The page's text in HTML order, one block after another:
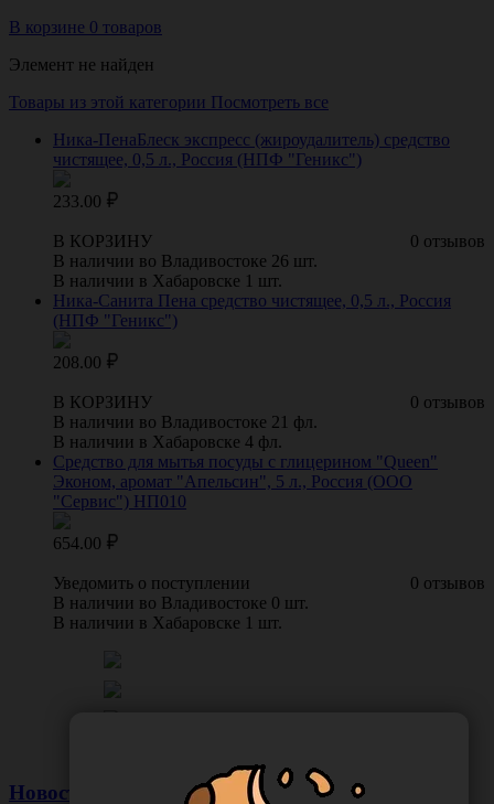
В корзине 0 товаров
Элемент не найден
Товары из этой категории Посмотреть все
Ника-ПенаБлеск экспресс (жироудалитель) средство
чистящее, 0,5 л., Россия (НПФ "Геникс")
233.00
0 отзывов
В КОРЗИНУ
В наличии во Владивостоке 26 шт.
В наличии в Хабаровске 1 шт.
Ника-Санита Пена средство чистящее, 0,5 л., Россия
(НПФ "Геникс")
208.00
0 отзывов
В КОРЗИНУ
В наличии во Владивостоке 21 фл.
В наличии в Хабаровске 4 фл.
Средство для мытья посуды с глицерином "Queen"
Эконом, аромат "Апельсин", 5 л., Россия (ООО
"Сервис") НП010
654.00
0 отзывов
Уведомить о поступлении
В наличии во Владивостоке 0 шт.
В наличии в Хабаровске 1 шт.
Новости